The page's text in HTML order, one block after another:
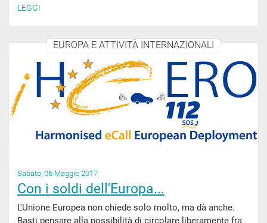
LEGGI
EUROPA E ATTIVITÀ INTERNAZIONALI
Sabato, 06 Maggio 2017
Con i soldi dell'Europa...
L'Unione Europea non chiede solo molto, ma dà anche.
Basti pensare alla possibilità di circolare liberamente fra